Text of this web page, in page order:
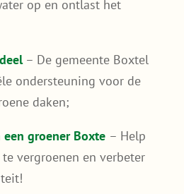
– Een
je woning koeler in de
je minder hoeft te
– Verleng de
je dakbedekking door
UV-straling en